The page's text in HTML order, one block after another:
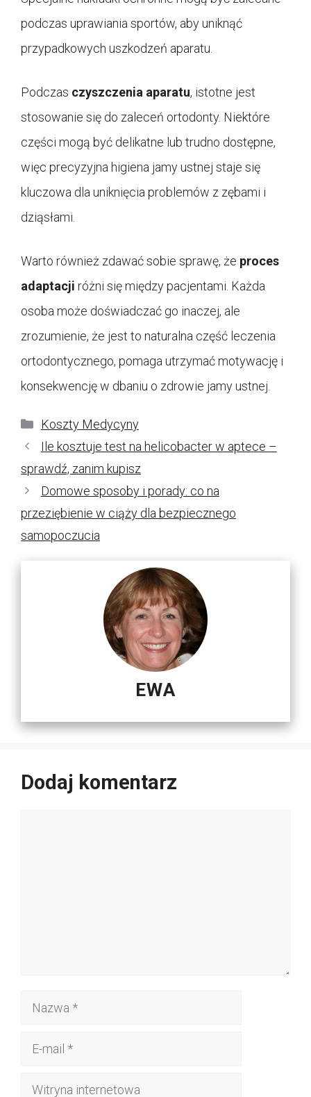
podczas uprawiania sportów, aby uniknąć
przypadkowych uszkodzeń aparatu.
Podczas czyszczenia aparatu, istotne jest
stosowanie się do zaleceń ortodonty. Niektóre
części mogą być delikatne lub trudno dostępne,
więc precyzyjna higiena jamy ustnej staje się
kluczowa dla uniknięcia problemów z zębami i
dziąsłami.
Warto również zdawać sobie sprawę, że proces
adaptacji różni się między pacjentami. Każda
osoba może doświadczać go inaczej, ale
zrozumienie, że jest to naturalna część leczenia
ortodontycznego, pomaga utrzymać motywację i
konsekwencję w dbaniu o zdrowie jamy ustnej.
Kategorie
Koszty Medycyny
Ile kosztuje test na helicobacter w aptece –
sprawdź, zanim kupisz
Domowe sposoby i porady: co na
przeziębienie w ciąży dla bezpiecznego
samopoczucia
EWA
Dodaj komentarz
Nazwa
Witryna